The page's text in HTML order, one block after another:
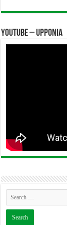
YOUTUBE – UPPONIA